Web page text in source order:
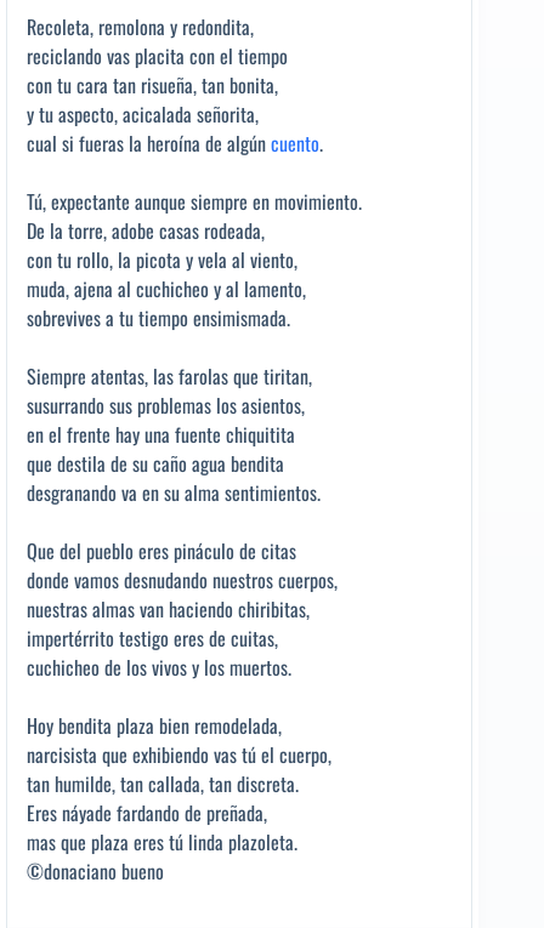
Recoleta, remolona y redondita,
reciclando vas placita con el tiempo
con tu cara tan risueña, tan bonita,
y tu aspecto, acicalada señorita,
cual si fueras la heroína de algúncuento.
Tú, expectante aunque siempre en movimiento.
De la torre, adobe casas rodeada,
con tu rollo, la picota y vela al viento,
muda, ajena al cuchicheo y al lamento,
sobrevives a tu tiempo ensimismada.
Siempre atentas, las farolas que tiritan,
susurrando sus problemas los asientos,
en el frente hay una fuente chiquitita
que destila de su caño agua bendita
desgranando va en su alma sentimientos.
Que del pueblo eres pináculo de citas
donde vamos desnudando nuestros cuerpos,
nuestras almas van haciendo chiribitas,
impertérrito testigo eres de cuitas,
cuchicheo de los vivos y los muertos.
Hoy bendita plaza bien remodelada,
narcisista que exhibiendo vas tú el cuerpo,
tan humilde, tan callada, tan discreta.
Eres náyade fardando de preñada,
mas que plaza eres tú linda plazoleta.
©donaciano bueno